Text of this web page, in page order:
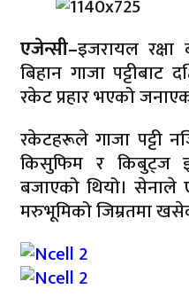
एजेन्सी–इजरायल
बिहान गाजा पट्टीबाट
रकेट प्रहार भएको
रकेटहरूले गाजा पट्टी
किसुफिम र किबुट्ज
बजाएको थियो। सेनाले
मरुभूमिको जिम्रतमा